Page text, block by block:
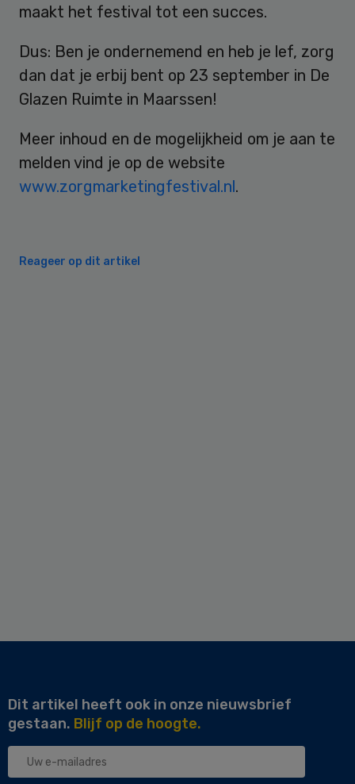
maakt het festival tot een succes.
Dus: Ben je ondernemend en heb je lef, zorg
dan dat je erbij bent op 23 september in De
Glazen Ruimte in Maarssen!
Meer inhoud en de mogelijkheid om je aan te
melden vind je op de website
www.zorgmarketingfestival.nl.
Reageer op dit artikel
Dit artikel heeft ook in onze nieuwsbrief
gestaan. Blijf op de hoogte.
Uw